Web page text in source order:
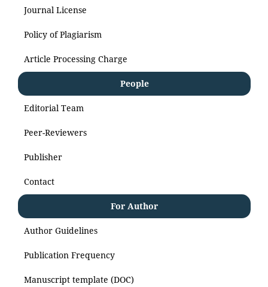
Journal License
Policy of Plagiarism
Article Processing Charge
People
Editorial Team
Peer-Reviewers
Publisher
Contact
For Author
Author Guidelines
Publication Frequency
Manuscript template (DOC)